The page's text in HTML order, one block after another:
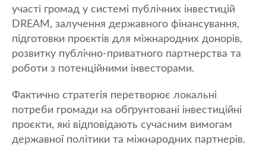
участі громад у системі публічних інвестицій
DREAM, залучення державного фінансування,
підготовки проєктів для міжнародних донорів,
розвитку публічно-приватного партнерства та
роботи з потенційними інвесторами.
Фактично стратегія перетворює локальні
потреби громади на обґрунтовані інвестиційні
проєкти, які відповідають сучасним вимогам
державної політики та міжнародних партнерів.